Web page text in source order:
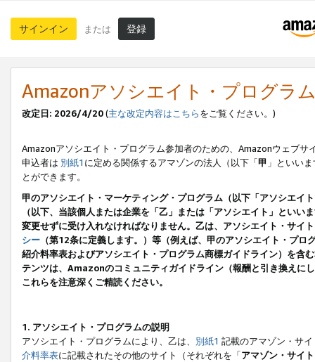
サインイン または 登録
Amazonアソシエイト・プログラ
改定日: 2026/4/20(主な改定内容はこちらをご覧ください。)
Amazonアソシエイト・プログラム参加者のための、Amazonウェブサ
申込者は 別紙1 に定める関係するアマゾンの法人（以下「甲 」といい
とができます。
甲のアソシエイト・マーケティング・プログラム（以下「アソシエイ
（以下、当該個人または企業を「乙」または「アソシエイト」とい
変更せずに受け入れなければなりません。乙は、アソシエイト・サイ
シー （第12条に定義します。）等（例えば、甲のアソシエイト・プ
紹介料率表およびアソシエイト・プログラム商標ガイドライン）を
テンツは、Amazonのコミュニティガイドライン（報酬と引き換えに
これらを注意深くご精読ください。
1. アソシエイト・プログラムの説明
アソシエイト・プログラムにより、乙は、 別紙1 記載のアマゾン・サ
介料率表に記載されたその他のサイト（それぞれを「アマゾン・サイト